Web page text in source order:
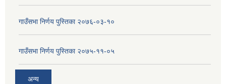
गाउँसभा निर्णय पुस्तिका २०७६-०३-१०
गाउँसभा निर्णय पुस्तिका २०७५-११-०५
अन्य